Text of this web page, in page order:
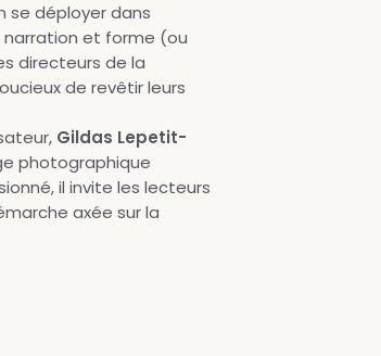
se déployer dans
et forme (ou
directeurs de la
de revêtir leurs
Gildas Lepetit-
photographique
il invite les lecteurs
axée sur la